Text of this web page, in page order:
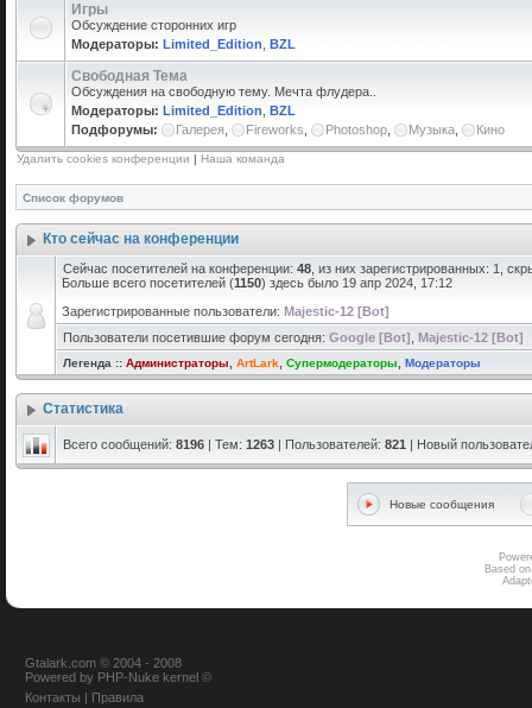
Игры
Обсуждение сторонних игр
Модераторы: Limited_Edition BZL
Свободная Тема
Обсуждения на свободную тему. Мечта флудера..
Модераторы: Limited_Edition BZL
Подфорумы:
Галерея Fireworks Photoshop Музыка Кино
Удалить cookies конференции | Наша команда
Список форумов
Кто сейчас на конференции
Сейчас посетителей на конференции: 48 , из них зарегистрированных: 1,
Больше всего посетителей (1150) здесь было 19 апр 2024, 17:12
Зарегистрированные пользователи: Majestic-12 [Bot]
Пользователи посетившие форум сегодня: Google [Bot] Majestic-12 [Bot]
Легенда :: Администраторы ArtLark Супермодераторы Модераторы
Статистика
Всего сообщений: 8196 | Тем: 1263 | Пользователей: 821 | Новый
Новые сообщения
Based
Gtalark.com © 2004 - 2008
Powered by PHP-Nuke kernel ©
Контакты | Правила